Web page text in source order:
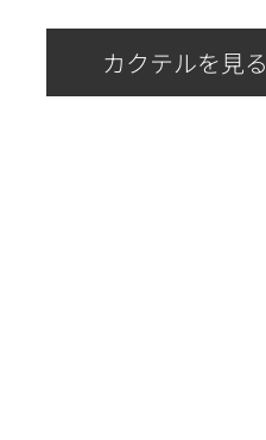
カクテルを見る